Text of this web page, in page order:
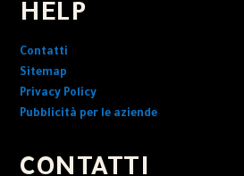
HELP
Contatti
Sitemap
Privacy Policy
Pubblicità per le aziende
CONTATTI